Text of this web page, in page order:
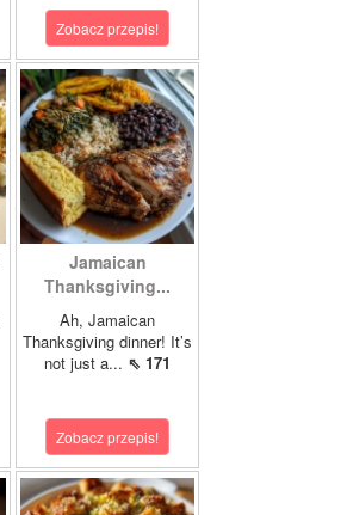
Zobacz przepis!
Jamaican
Thanksgiving...
Ah, Jamaican
Thanksgiving dinner! It’s
not just a... ⇖ 171
Zobacz przepis!